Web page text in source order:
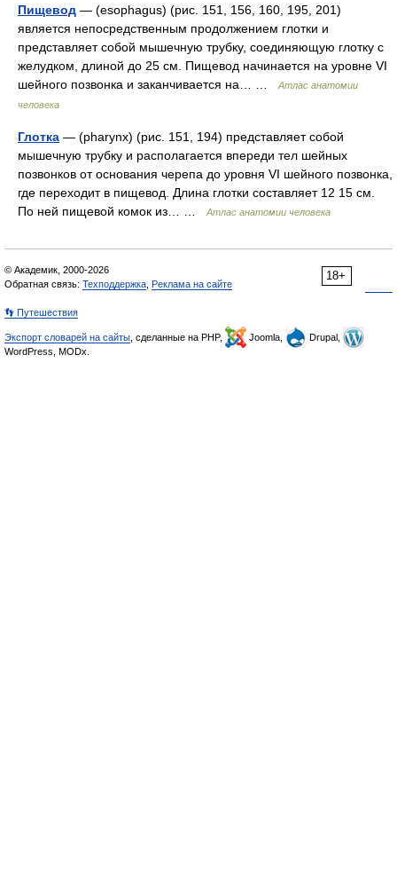
Пищевод — (esophagus) (рис. 151, 156, 160, 195, 201)
является непосредственным продолжением глотки и
представляет собой мышечную трубку, соединяющую глотку с
желудком, длиной до 25 см. Пищевод начинается на уровне VI
шейного позвонка и заканчивается на… …
Атлас анатомии
человека
Глотка — (pharynx) (рис. 151, 194) представляет собой
мышечную трубку и располагается впереди тел шейных
позвонков от основания черепа до уровня VI шейного позвонка,
где переходит в пищевод. Длина глотки составляет 12 15 см.
По ней пищевой комок из… …
Атлас анатомии человека
18+
© Академик, 2000-2026
Обратная связь: Техподдержка Реклама на сайте
👣 Путешествия
Экспорт словарей на сайты , сделанные на PHP, Joomla,
Drupal,
WordPress, MODx.